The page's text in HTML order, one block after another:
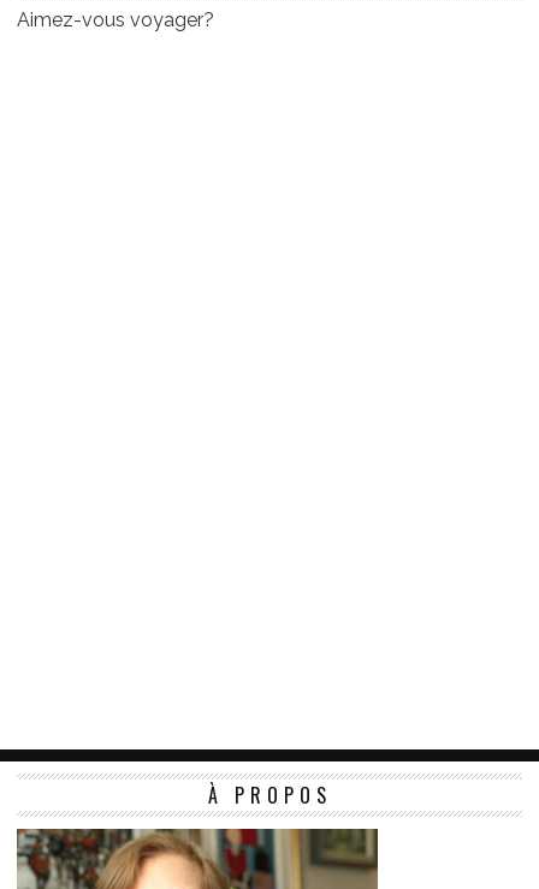
Aimez-vous voyager?
À PROPOS